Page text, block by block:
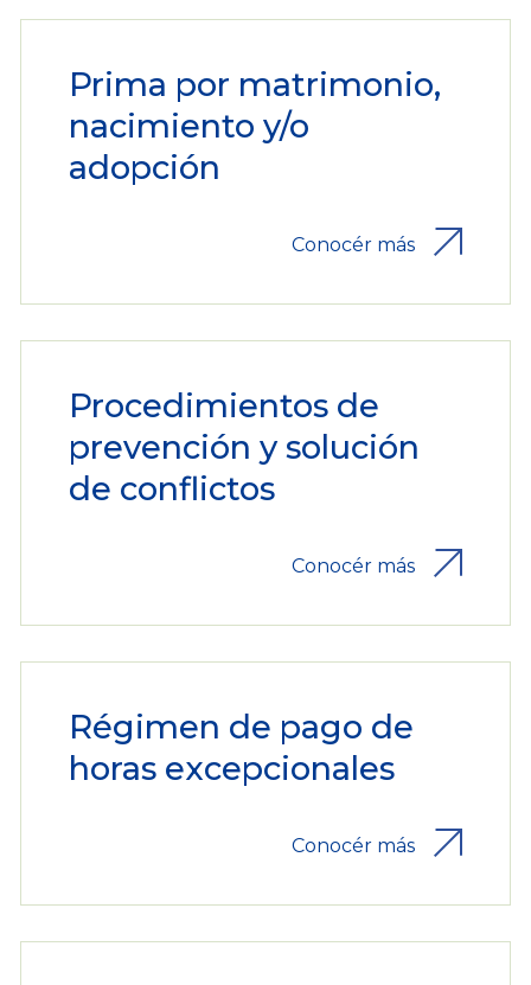
Prima por matrimonio,
nacimiento y/o
adopción
Conocér más
Procedimientos de
prevención y solución
de conflictos
Conocér más
Régimen de pago de
horas excepcionales
Conocér más